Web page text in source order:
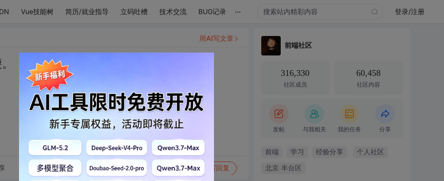
Vue技能树 简历/就业指导 立码吐槽 技术交流 BUG记录 ... 登录/注册
转发到动态 举报 写回复
用AI写文章
前端社区
316,330
社区成员
60,458
社区内容
发帖 与我相关 我的任务 分享
前端 学习 经验分享 个人社区
北京·丰台区